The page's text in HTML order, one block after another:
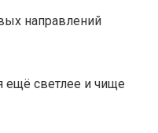
направлений
ещё светлее и чище